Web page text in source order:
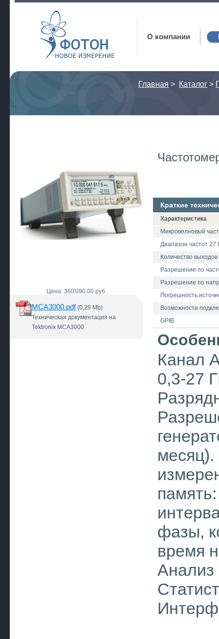
Фотон
О компании
Главная > Каталог >
Цена: 360'090.00 руб.
MCA3000.pdf(0,29 Mb)
Техническая документация на
Tektronix MCA3000
Краткие
Характеристика
Микроволновый
Диапазон частот 27
Количество выходов
Разрешение по
Разрешение по
Погрешность
Возможности
GPIB
Канал
0,3-27
фазы,
время
Анализ